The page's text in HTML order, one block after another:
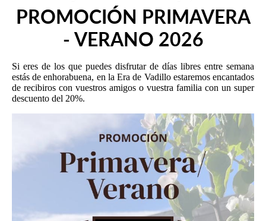
PROMOCIÓN PRIMAVERA
- VERANO 2026
Si eres de los que puedes disfrutar de días libres entre semana
estás de enhorabuena, en la Era de Vadillo estaremos encantados
de recibiros con vuestros amigos o vuestra familia con un super
descuento del 20%.